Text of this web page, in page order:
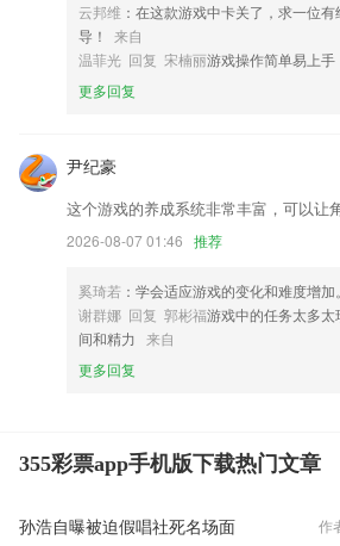
云邦维 ：在这款游戏中卡关了，求一位
导！
来自
温菲光 回复 宋楠丽游戏操作简单易上手
更多回复
尹纪豪
这个游戏的养成系统非常丰富，可以让
2026-08-07 01:46 推荐
奚琦若 ：学会适应游戏的变化和难度增加。
谢群娜 回复 郭彬福游戏中的任务太多
间和精力 来自
更多回复
355彩票app手机版下载热门文章
孙浩自曝被迫假唱社死名场面 作